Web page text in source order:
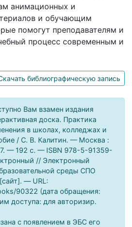
анимационных и
и обучающим
помогут преподавателям и
процесс современным и
библиографическую запись
Вам взамен издания
доска. Практика
в школах, колледжах и
/ С. В. Калитин. — Москва :
— 192 c. — ISBN 978-5-91359-
// Электронный
среды СПО
— URL:
90322 (дата обращения:
доступа: для авторизир.
с появлением в ЭБС его